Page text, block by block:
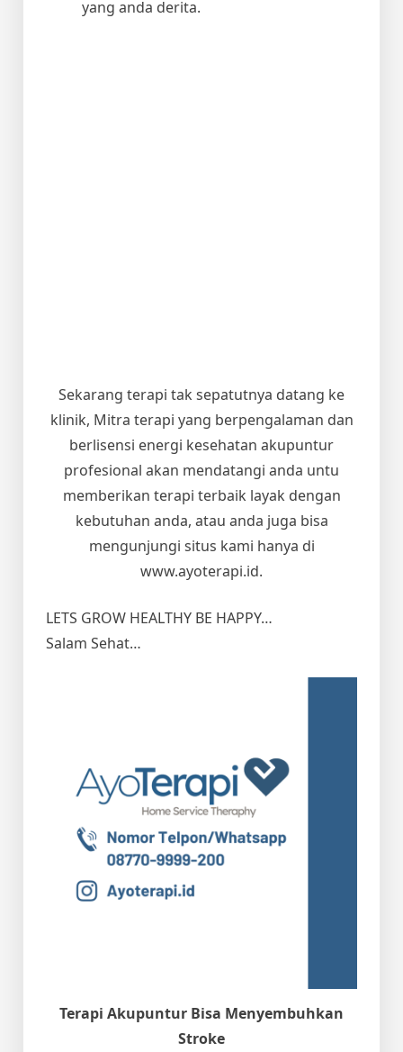
yang anda derita.
Sekarang terapi tak sepatutnya datang ke
klinik, Mitra terapi yang berpengalaman dan
berlisensi energi kesehatan akupuntur
profesional akan mendatangi anda untu
memberikan terapi terbaik layak dengan
kebutuhan anda, atau anda juga bisa
mengunjungi situs kami hanya di
www.ayoterapi.id.
LETS GROW HEALTHY BE HAPPY…
Salam Sehat…
Terapi Akupuntur Bisa Menyembuhkan
Stroke